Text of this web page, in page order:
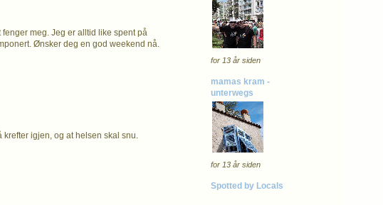
meg. Jeg er alltid like spent på
Ønsker deg en god weekend nå.
krefter igjen, og at helsen skal snu.
for 13 år siden
mamas kram -
unterwegs
for 13 år siden
Spotted by Locals